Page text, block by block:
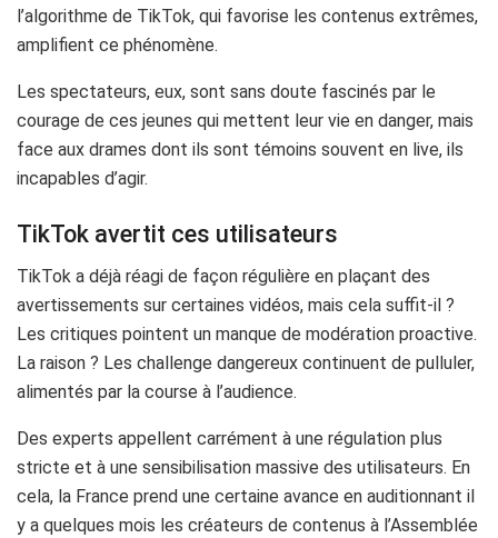
l’algorithme de TikTok, qui favorise les contenus extrêmes,
amplifient ce phénomène.
Les spectateurs, eux, sont sans doute fascinés par le
courage de ces jeunes qui mettent leur vie en danger, mais
face aux drames dont ils sont témoins souvent en live, ils
incapables d’agir.
TikTok avertit ces utilisateurs
TikTok a déjà réagi de façon régulière en plaçant des
avertissements sur certaines vidéos, mais cela suffit-il ?
Les critiques pointent un manque de modération proactive.
La raison ? Les challenge dangereux continuent de pulluler,
alimentés par la course à l’audience.
Des experts appellent carrément à une régulation plus
stricte et à une sensibilisation massive des utilisateurs. En
cela, la France prend une certaine avance en auditionnant il
y a quelques mois les créateurs de contenus à l’Assemblée